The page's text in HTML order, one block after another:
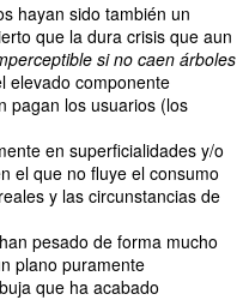
hayan sido también un
que la dura crisis que aun
si no caen árboles
elevado componente
pagan los usuarios (los
en superficialidades y/o
el que no fluye el consumo
y las circunstancias de
pesado de forma mucho
plano puramente
que ha acabado